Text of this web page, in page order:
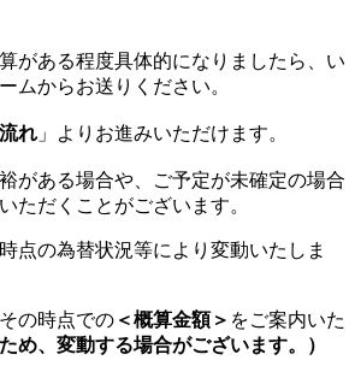
がある程度具体的になりましたら、い
ムからお送りください。
れ 」 よりお進みいただけます。
がある場合や、ご予定が未確定の場合
ただくことがございます。
点の為替状況等により変動いたしま
の時点での ＜概算金額＞ をご案内いた
め、変動する場合がございます。）